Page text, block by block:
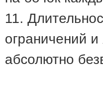
11.
ограничений и
абсолютно